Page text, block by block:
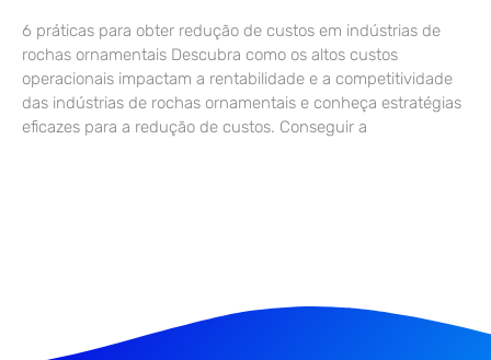
6 práticas para obter redução de custos em indústrias de
rochas ornamentais Descubra como os altos custos
operacionais impactam a rentabilidade e a competitividade
das indústrias de rochas ornamentais e conheça estratégias
eficazes para a redução de custos. Conseguir a